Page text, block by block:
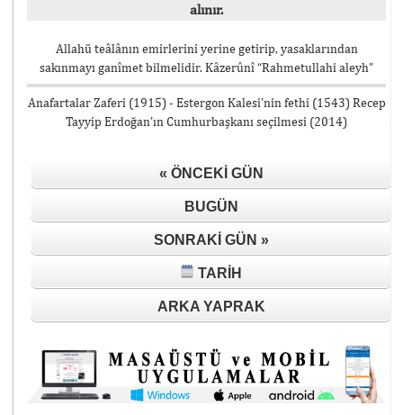
alınır.
Allahü teâlânın emirlerini yerine getirip, yasaklarından
sakınmayı ganîmet bilmelidir. Kâzerûnî “Rahmetullahi aleyh”
Anafartalar Zaferi (1915) - Estergon Kalesi’nin fethi (1543) Recep
Tayyip Erdoğan’ın Cumhurbaşkanı seçilmesi (2014)
« ÖNCEKI GÜN
BUGÜN
SONRAKI GÜN »
TARIH
ARKA YAPRAK